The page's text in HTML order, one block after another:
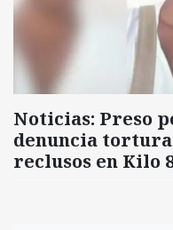
Noticias: Preso
denuncia
reclusos en Kilo